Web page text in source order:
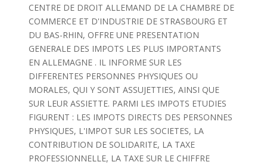
CENTRE DE DROIT ALLEMAND DE LA CHAMBRE DE
COMMERCE ET D'INDUSTRIE DE STRASBOURG ET
DU BAS-RHIN, OFFRE UNE PRESENTATION
GENERALE DES IMPOTS LES PLUS IMPORTANTS
EN ALLEMAGNE . IL INFORME SUR LES
DIFFERENTES PERSONNES PHYSIQUES OU
MORALES, QUI Y SONT ASSUJETTIES, AINSI QUE
SUR LEUR ASSIETTE. PARMI LES IMPOTS ETUDIES
FIGURENT : LES IMPOTS DIRECTS DES PERSONNES
PHYSIQUES, L'IMPOT SUR LES SOCIETES, LA
CONTRIBUTION DE SOLIDARITE, LA TAXE
PROFESSIONNELLE, LA TAXE SUR LE CHIFFRE